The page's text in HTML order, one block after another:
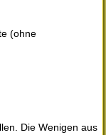
(ohne
Die Wenigen aus